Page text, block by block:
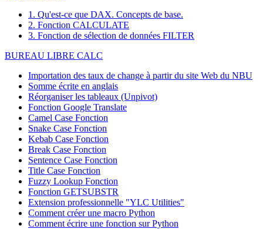
1. Qu'est-ce que DAX. Concepts de base.
2. Fonction CALCULATE
3. Fonction de sélection de données FILTER
BUREAU LIBRE CALC
Importation des taux de change à partir du site Web du NBU
Somme écrite en anglais
Réorganiser les tableaux (Unpivot)
Fonction Google Translate
Camel Case Fonction
Snake Case Fonction
Kebab Case Fonction
Break Case Fonction
Sentence Case Fonction
Title Case Fonction
Fuzzy Lookup Fonction
Fonction GETSUBSTR
Extension professionnelle "YLC Utilities"
Comment créer une macro Python
Comment écrire une fonction sur Python